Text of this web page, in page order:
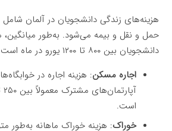
هزینه‌های زندگی دانشجویان در آلمان
حمل و نقل و بیمه می‌شود. به‌طور میانگین،
دانشجویان بین ۸۰۰ تا ۱۲۰۰ یورو در ماه است.
اجاره مسکن: هزینه اجاره در
است.
خوراک